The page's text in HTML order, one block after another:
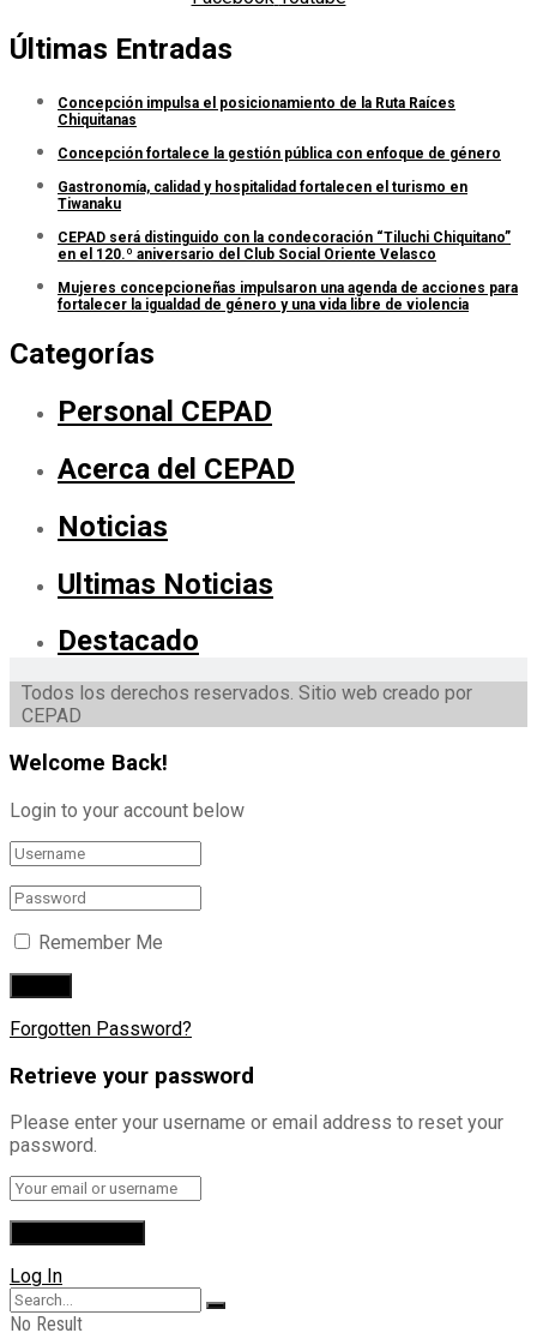
Últimas Entradas
Concepción impulsa el posicionamiento de la Ruta Raíces
Chiquitanas
Concepción fortalece la gestión pública con enfoque de género
Gastronomía, calidad y hospitalidad fortalecen el turismo en
Tiwanaku
CEPAD será distinguido con la condecoración “Tiluchi Chiquitano”
en el 120.º aniversario del Club Social Oriente Velasco
Mujeres concepcioneñas impulsaron una agenda de acciones para
fortalecer la igualdad de género y una vida libre de violencia
Categorías
Personal CEPAD
Acerca del CEPAD
Noticias
Ultimas Noticias
Destacado
Todos los derechos reservados. Sitio web creado por
CEPAD
Welcome Back!
Login to your account below
Remember Me
Forgotten Password?
Retrieve your password
Please enter your username or email address to reset your
password.
Log In
No Result